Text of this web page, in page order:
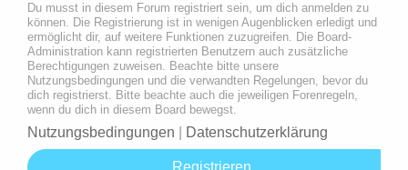
Du musst in diesem Forum registriert sein, um dich anmelden zu
können. Die Registrierung ist in wenigen Augenblicken erledigt und
ermöglicht dir, auf weitere Funktionen zuzugreifen. Die Board-
Administration kann registrierten Benutzern auch zusätzliche
Berechtigungen zuweisen. Beachte bitte unsere
Nutzungsbedingungen und die verwandten Regelungen, bevor du
dich registrierst. Bitte beachte auch die jeweiligen Forenregeln,
wenn du dich in diesem Board bewegst.
Nutzungsbedingungen Datenschutzerklärung
Registrieren